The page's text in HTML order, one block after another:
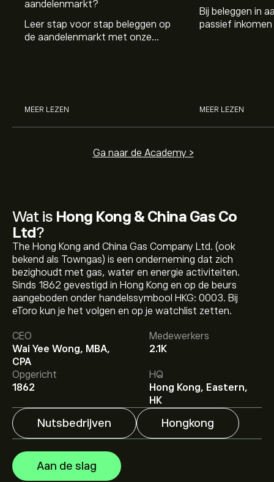
Wat is Hong Kong & China Gas Co
Ltd?
The Hong Kong and China Gas Company Ltd. (ook
bekend als Towngas) is een onderneming dat zich
bezighoudt met gas, water en energie activiteiten.
Sinds 1862 gevestigd in Hong Kong en op de beurs
aangeboden onder handelssymbool HKG: 0003. Bij
eToro kun je het volgen en op je watchlist zetten.
CEO
Wai Yee Wong, MBA,
CPA
Medewerkers
2.1K
Opgericht
1862
HQ
Hong Kong, Eastern,
HK
Nutsbedrijven Hongkong
Aan de slag
aandelenmarkt?
Leer stap voor stap beleggen op
de aandelenmarkt met onze
MEER LEZEN
Bij beleggen in
passief
MEER LEZEN
Ga naar de Academy >
De huidige koers van 3.HK is 6.81‎$‎.
Het gemiddelde koersdoel voor Hong Kong & China Gas
Co Ltd is 6.81‎$‎.
bij eToro voor gedetailleerde
analistenvoorspellingen en koersdoelen.
Analisten bieden voorspellingen voor Hong Kong &
China Gas Co Ltd gebaseerd op markttrends, financiële
rapporten en verwachte groei. Bekijk de meest recente
voorspelling voor toekomstige koersbewegingen.